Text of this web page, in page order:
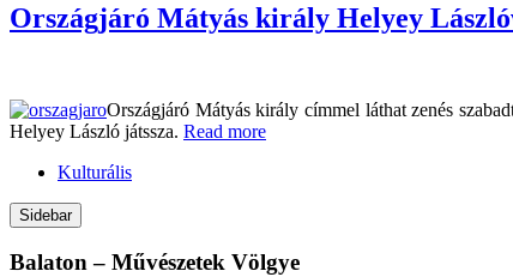
Országjáró Mátyás király Helyey
Országjáró Mátyás király címmel láthat zenés
Helyey László játssza. Read more
Kulturális
Sidebar
Balaton – Művészetek Völgye